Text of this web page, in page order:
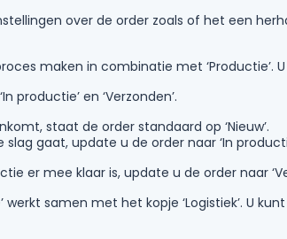
over de order zoals of het een
maken in combinatie met
productie’ en ‘Verzonden’.
staat de order standaard op ‘Nieuw’.
gaat, update u de order naar ‘In
er mee klaar is, update u de order naar
werkt samen met het kopje ‘Logistiek’. U